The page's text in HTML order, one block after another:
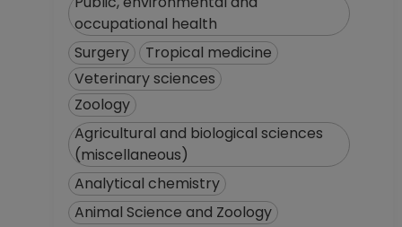
occupational health
Surgery
Tropical medicine
Veterinary sciences
Zoology
Agricultural and biological sciences
(miscellaneous)
Analytical chemistry
Animal Science and Zoology